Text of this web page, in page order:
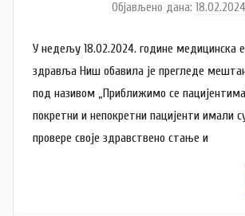
Објављено дана: 18.02.2024
У недељу 18.02.2024. године медицинска
здравља Ниш обавила је прегледе
под називом „Приближимо се
покретни и непокретни пацијенти имали
провере своје здравствено стање и